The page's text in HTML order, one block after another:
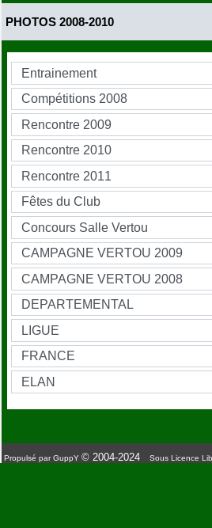
PHOTOS 2008-2010
Propulsé par GuppY © 2004-2024 Sous Licence